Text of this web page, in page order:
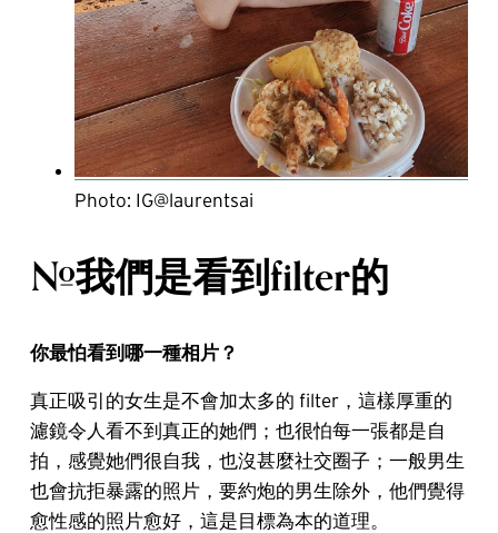
Photo: IG@laurentsai
#我們是看到filter的
你最怕看到哪一種相片？
真正吸引的女生是不會加太多的 filter，這樣厚重的
濾鏡令人看不到真正的她們；也很怕每一張都是自
拍，感覺她們很自我，也沒甚麼社交圈子；一般男生
也會抗拒暴露的照片，要約炮的男生除外，他們覺得
愈性感的照片愈好，這是目標為本的道理。